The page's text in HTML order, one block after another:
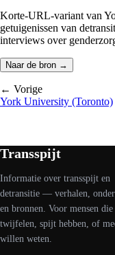
Korte-URL-variant van
getuigenissen van
interviews over
Naar de bron →
← Vorige
York University (Toronto)
Transspijt
Informatie over transspijt en
detransitie — verhalen,
en bronnen. Voor mensen die
twijfelen, spijt hebben, of
willen weten.